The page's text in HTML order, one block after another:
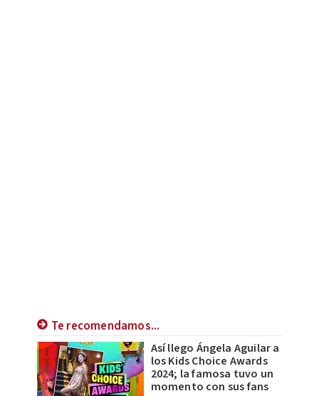
Te recomendamos...
Así llego Ángela Aguilar a
los Kids Choice Awards
2024; la famosa tuvo un
momento con sus fans